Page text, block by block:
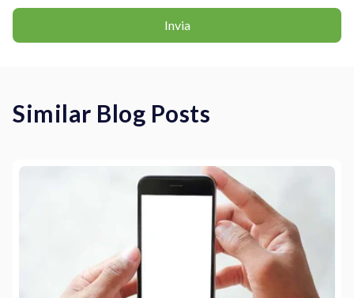
Similar Blog Posts